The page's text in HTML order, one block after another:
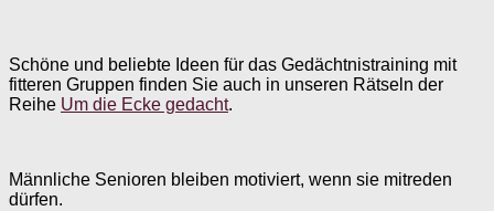
Schöne und beliebte Ideen für das Gedächtnistraining mit
fitteren Gruppen finden Sie auch in unseren Rätseln der
Reihe Um die Ecke gedacht.
Männliche Senioren bleiben motiviert, wenn sie mitreden
dürfen.